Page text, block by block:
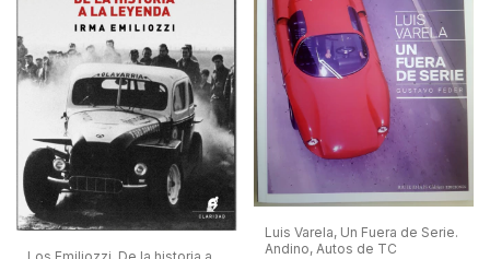
Luis Varela, Un Fuera de Serie.
Andino, Autos de TC